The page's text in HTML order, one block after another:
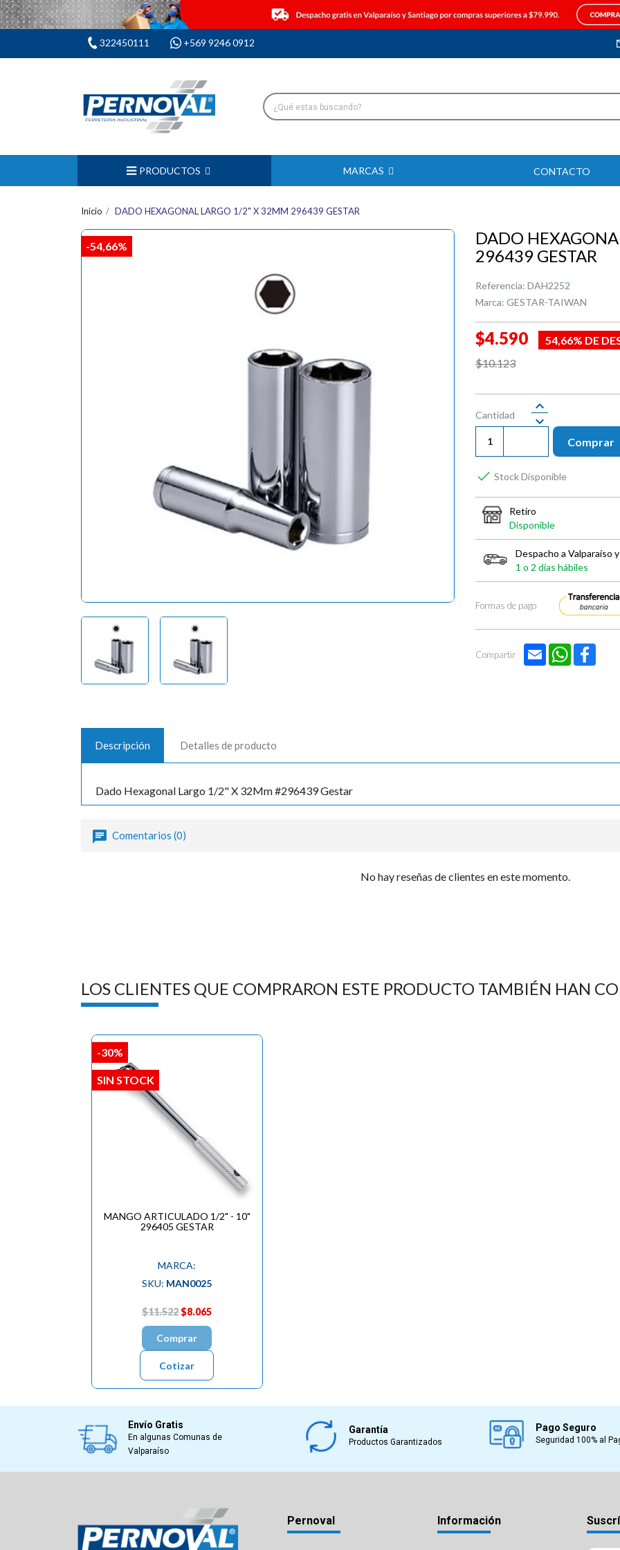
322450111 +569 9246 0912
PRODUCTOS MARCAS CONTACTO
Inicio DADO HEXAGONAL LARGO 1/2" X 32MM 296439 GESTAR
-54,66%
DADO
296439 GESTAR
Referencia: DAH2252
Marca: GESTAR-TAIWAN
$4.590
54,66% DE
$10.123
Cantidad
Comprar
 Stock Disponible
Retiro
Disponible
Despacho a Valparaíso
1 o 2 días hábiles
Formas de pago
Compartir Email WhatsApp
Descripción Detalles de producto
Dado Hexagonal Largo 1/2" X 32Mm #296439 Gestar
Comentarios (0)
No hay reseñas de clientes en este momento.
LOS CLIENTES QUE COMPRARON ESTE PRODUCTO TAMBIÉN HAN
MANGO ARTICULADO 1/2" - 10"
296405 GESTAR
MARCA:
SKU: MAN0025
$11.522$8.065
Comprar
Cotizar
-30%
SIN STOCK
Envío Gratis
En algunas Comunas de
Valparaíso
Garantía
Productos Garantizados
Pago Seguro
Seguridad 100% al
Pernoval Información